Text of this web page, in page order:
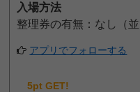
入場方法
整理券の有無：なし（
アプリでフォローする
5pt GET!